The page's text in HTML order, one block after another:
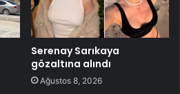
Serenay Sarıkaya
gözaltına alındı
Ağustos 8, 2026